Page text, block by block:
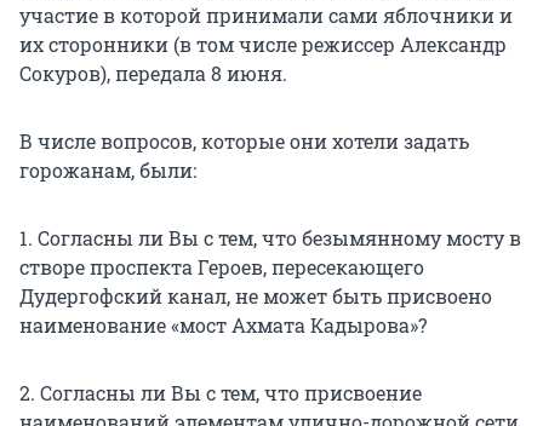
участие в которой принимали сами яблочники и
их сторонники (в том числе режиссер Александр
Сокуров), передала 8 июня.
В числе вопросов, которые они хотели задать
горожанам, были:
1. Согласны ли Вы с тем, что безымянному мосту в
створе проспекта Героев, пересекающего
Дудергофский канал, не может быть присвоено
наименование «мост Ахмата Кадырова»?
2. Согласны ли Вы с тем, что присвоение